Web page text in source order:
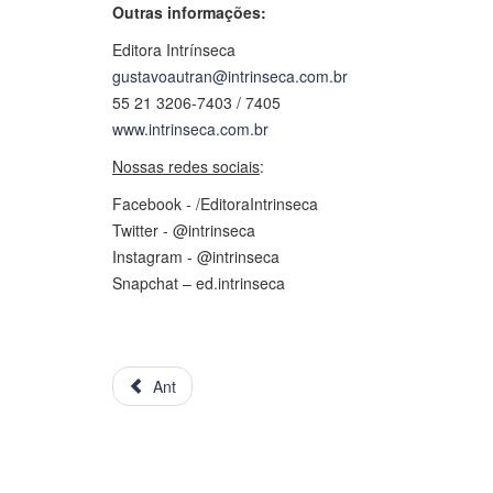
Outras informações:
Editora Intrínseca
gustavoautran@intrinseca.com.br
55 21 3206-7403 / 7405
www.intrinseca.com.br
Nossas redes sociais:
Facebook - /EditoraIntrinseca
Twitter - @intrinseca
Instagram - @intrinseca
Snapchat – ed.intrinseca
Ant